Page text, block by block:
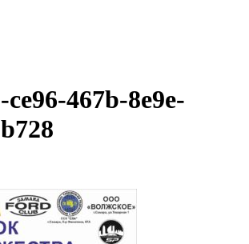
ce96-467b-8e9e-